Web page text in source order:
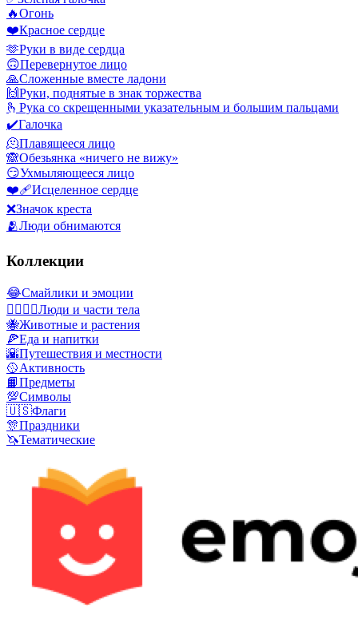
🔥Огонь
❤️Красное сердце
🫶Руки в виде сердца
🙃Перевернутое лицо
🙏Сложенные вместе ладони
🙌Руки, поднятые в знак торжества
🫰 Рука со скрещенными указательным и большим пальцами
✔️Галочка
🫠Плавящееся лицо
🙈Обезьянка «ничего не вижу»
😏Ухмыляющееся лицо
❤️‍🩹Исцеленное сердце
❌Значок креста
🫂Люди обнимаются
Коллекции
😂Смайлики и эмоции
👩‍❤️‍💋‍👨Люди и части тела
🐝Животные и растения
🍕Еда и напитки
🌇Путешествия и местности
🥎Активность
📙Предметы
💯Символы
🇺🇸Флаги
🎊Праздники
🦄Тематические